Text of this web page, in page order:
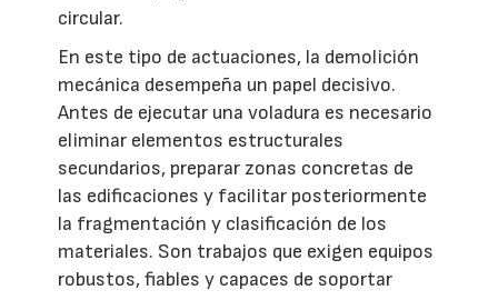
circular.
En este tipo de actuaciones, la demolición
mecánica desempeña un papel decisivo.
Antes de ejecutar una voladura es necesario
eliminar elementos estructurales
secundarios, preparar zonas concretas de
las edificaciones y facilitar posteriormente
la fragmentación y clasificación de los
materiales. Son trabajos que exigen equipos
robustos, fiables y capaces de soportar